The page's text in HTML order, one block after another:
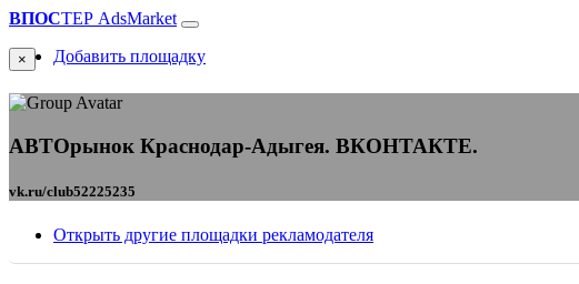
ВПОСТЕР AdsMarket
Добавить площадку
×
АВТОрынок Краснодар-Адыгея. ВКОНТАКТЕ.
vk.ru/club52225235
Открыть другие площадки рекламодателя